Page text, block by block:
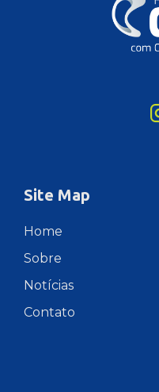
Site Map
Home
Sobre
Notícias
Contato